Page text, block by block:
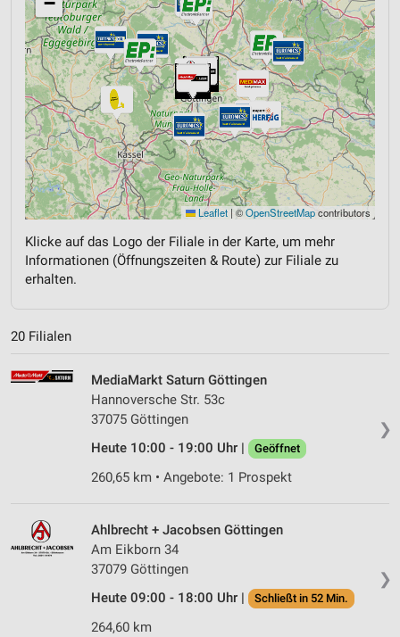
Leaflet | ©OpenStreetMapcontributors
Klicke auf das Logo der Filiale in der Karte, um mehr
Informationen (Öffnungszeiten & Route) zur Filiale zu
erhalten.
20 Filialen
❯
MediaMarkt Saturn Göttingen
Hannoversche Str. 53c
37075 Göttingen
Heute 10:00 - 19:00 Uhr |
Geöffnet
260,65 km • Angebote: 1 Prospekt
❯
Ahlbrecht + Jacobsen Göttingen
Am Eikborn 34
37079 Göttingen
Heute 09:00 - 18:00 Uhr |
Schließt in 52 Min.
264,60 km